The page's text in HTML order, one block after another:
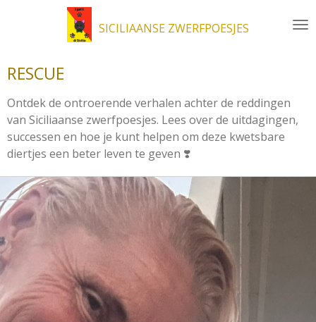
de
hoofdinhoud
SICILIAANSE ZWERFPOESJES
RESCUE
Ontdek de ontroerende verhalen achter de reddingen
van Siciliaanse zwerfpoesjes. Lees over de uitdagingen,
successen en hoe je kunt helpen om deze kwetsbare
diertjes een beter leven te geven ❣️